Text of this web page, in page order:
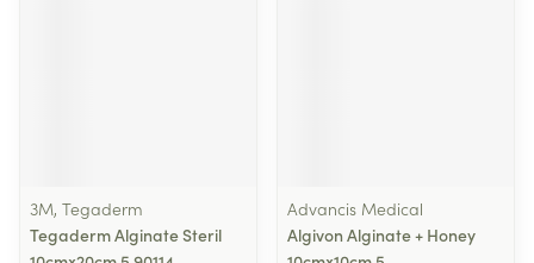
3M, Tegaderm
Tegaderm Alginate Steril
Advancis Medical
Algivon Alginate + Honey